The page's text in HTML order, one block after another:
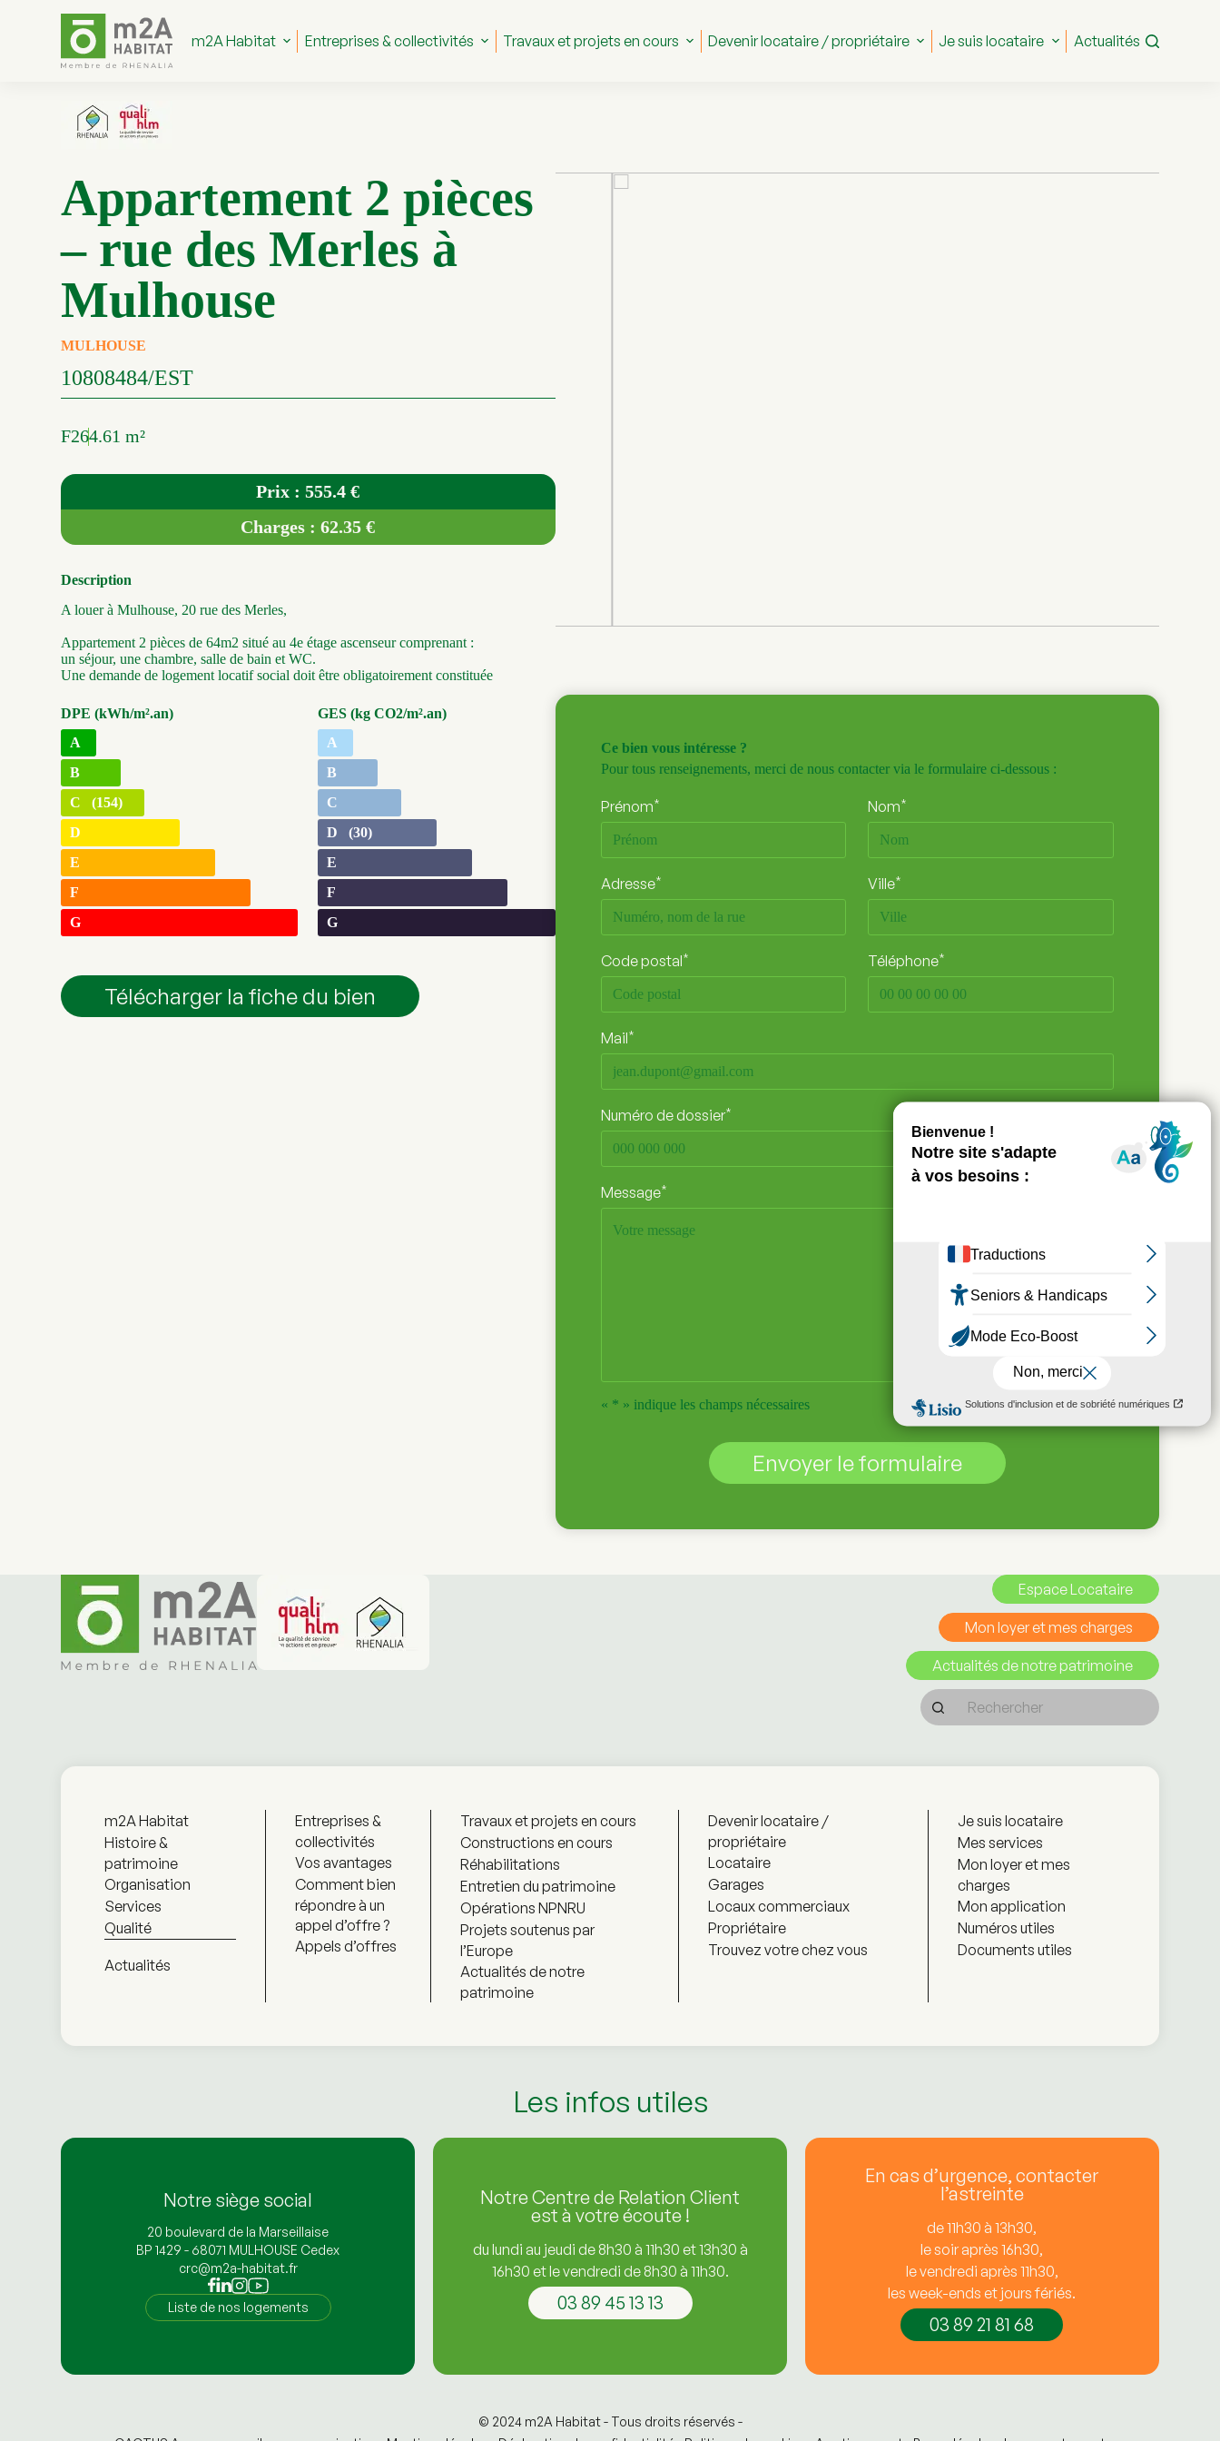
m2A Habitat Entreprises & collectivités Travaux et projets en cours Devenir locataire / propriétaire Je suis locataire Actualités
Appartement 2 pièces
– rue des Merles à
Mulhouse
MULHOUSE
10808484/EST
F264.61 m²
Prix : 555.4 €
Charges : 62.35 €
Description
A louer à Mulhouse, 20 rue des Merles,
Appartement 2 pièces de 64m2 situé au 4e étage ascenseur comprenant :
un séjour, une chambre, salle de bain et WC.
Une demande de logement locatif social doit être obligatoirement constituée
DPE (kWh/m².an)
A
B
C (154)
D
E
F
G
GES (kg CO2/m².an)
A
B
C
D (30)
E
F
G
Télécharger la fiche du bien
Ce bien vous intéresse ?
Pour tous renseignements, merci de nous contacter via le formulaire ci-dessous :
Prénom* Nom*
Adresse* Ville*
Code postal* Téléphone*
Mail*
Numéro de dossier*
Message*
« * » indique les champs nécessaires
Espace Locataire
Mon loyer et mes charges
Actualités de notre patrimoine
m2A Habitat
Histoire &
patrimoine
Organisation
Services
Qualité
Actualités
Entreprises &
collectivités
Vos avantages
Comment bien
répondre à un
appel d’offre ?
Appels d’offres
Travaux et projets en cours
Constructions en cours
Réhabilitations
Entretien du patrimoine
Opérations NPNRU
Projets soutenus par
l’Europe
Actualités de notre
patrimoine
Devenir locataire /
propriétaire
Locataire
Garages
Locaux commerciaux
Propriétaire
Trouvez votre chez vous
Je suis locataire
Mes services
Mon loyer et mes
charges
Mon application
Numéros utiles
Documents utiles
Les infos utiles
Notre siège social
20 boulevard de la Marseillaise
BP 1429 - 68071 MULHOUSE Cedex
crc@m2a-habitat.fr
Liste de nos logements
Notre Centre de Relation Client
est à votre écoute !
du lundi au jeudi de 8h30 à 11h30 et 13h30 à
16h30 et le vendredi de 8h30 à 11h30.
03 89 45 13 13
En cas d’urgence, contacter
l’astreinte
de 11h30 à 13h30,
le soir après 16h30,
le vendredi après 11h30,
les week-ends et jours fériés.
03 89 21 81 68
© 2024 m2A Habitat - Tous droits réservés -